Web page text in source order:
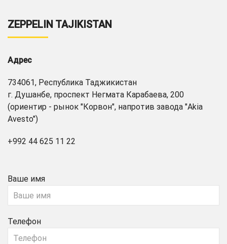
ZEPPELIN TAJIKISTAN
Адрес
734061, Республика Таджикистан
г. Душанбе, проспект Негмата Карабаева, 200
(ориентир - рынок "Корвон", напротив завода "Akia
Avesto")
+992 44 625 11 22
Ваше имя
Телефон